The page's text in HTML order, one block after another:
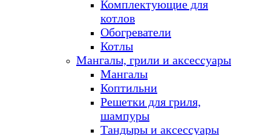
Комплектующие для
котлов
Обогреватели
Котлы
Мангалы, грили и аксессуары
Мангалы
Коптильни
Решетки для гриля,
шампуры
Тандыры и аксессуары